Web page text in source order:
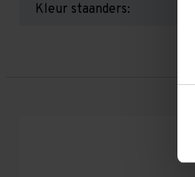
Kleur staanders: